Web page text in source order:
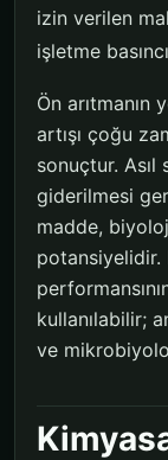
izin verilen
işletme
Ön
artışı çoğu
sonuçtur.
giderilmesi
madde,
potansiyelidir.
kullanılabilir;
ve